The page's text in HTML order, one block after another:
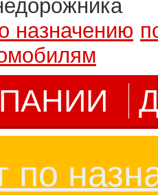
назначению
по